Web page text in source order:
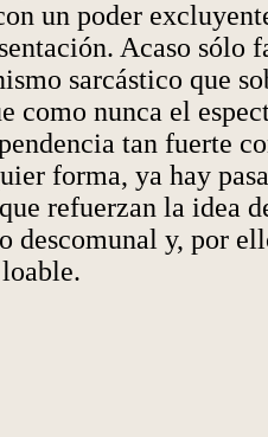
un poder
Acaso sólo
sarcástico que
como nunca el
tan fuerte
forma, ya hay
refuerzan la idea
descomunal y, por